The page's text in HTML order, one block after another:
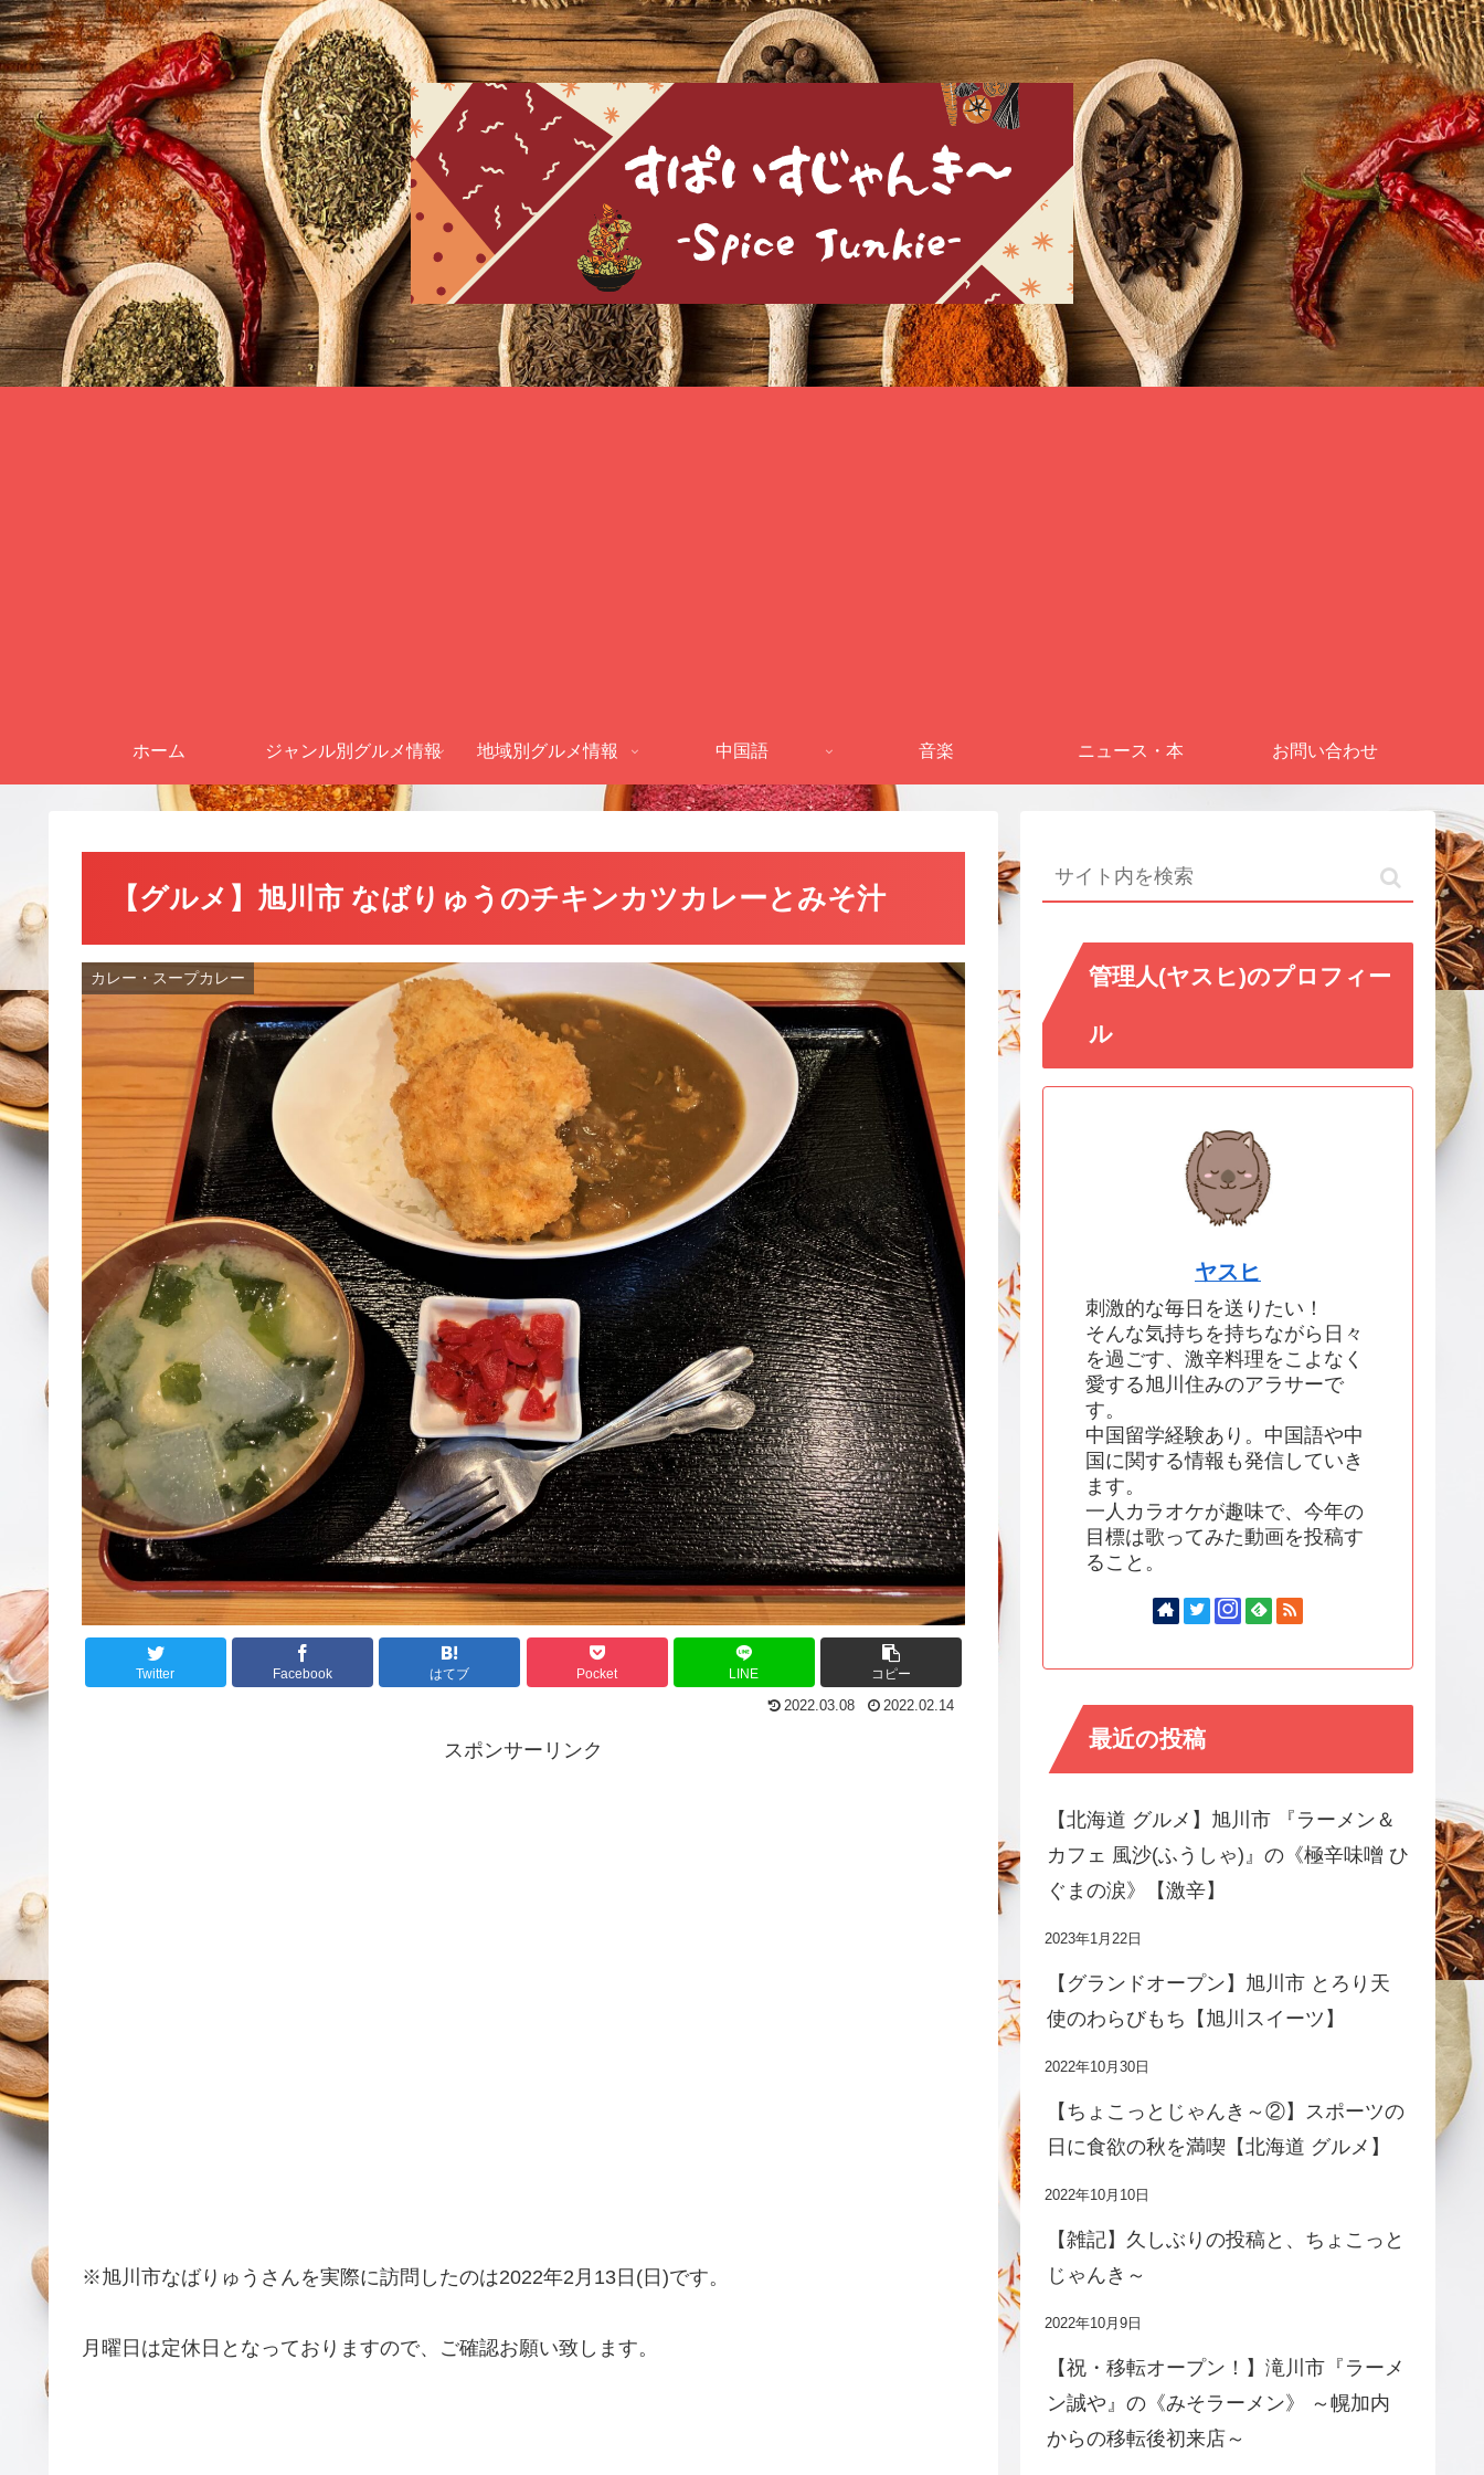
ホーム ジャンル別グルメ情報 地域別グルメ情報 中国語 音楽 ニュース・本 お問い合わせ
【グルメ】旭川市 なばりゅうのチキンカツカレーとみそ汁
カレー・スープカレー
Twitter Facebook はてブ Pocket LINE コピー
2022.03.08 2022.02.14
スポンサーリンク
※旭川市なばりゅうさんを実際に訪問したのは2022年2月13日(日)です。
月曜日は定休日となっておりますので、ご確認お願い致します。
管理人(ヤスヒ)のプロフィー
ル
ヤスヒ
刺激的な毎日を送りたい！
そんな気持ちを持ちながら日々
を過ごす、激辛料理をこよなく
愛する旭川住みのアラサーで
す。
中国留学経験あり。中国語や中
国に関する情報も発信していき
ます。
一人カラオケが趣味で、今年の
目標は歌ってみた動画を投稿す
ること。
最近の投稿
【北海道 グルメ】旭川市 『ラーメン＆
カフェ 風沙(ふうしゃ)』の《極辛味噌 ひ
ぐまの涙》【激辛】
2023年1月22日
【グランドオープン】旭川市 とろり天
使のわらびもち【旭川スイーツ】
2022年10月30日
【ちょこっとじゃんき～②】スポーツの
日に食欲の秋を満喫【北海道 グルメ】
2022年10月10日
【雑記】久しぶりの投稿と、ちょこっと
じゃんき～
2022年10月9日
【祝・移転オープン！】滝川市『ラーメ
ン誠や』の《みそラーメン》 ～幌加内
からの移転後初来店～